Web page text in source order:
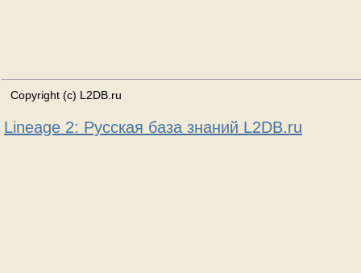
Copyright (c) L2DB.ru
Lineage 2: Русская база знаний L2DB.ru